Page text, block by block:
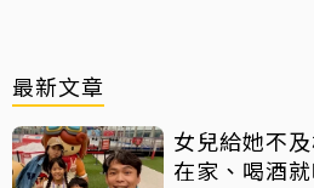
最新文章
女兒給她不
在家、喝酒就